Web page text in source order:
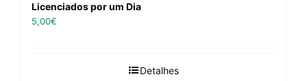
Licenciados por um Dia
5,00€
Detalhes